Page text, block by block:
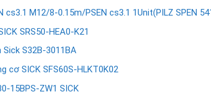
cs3.1 M12/8-0.15m/PSEN cs3.1 1Unit(PILZ SPEN
SRS50-HEA0-K21
S32B-3011BA
cơ SICK SFS60S-HLKT0K02
15BPS-ZW1 SICK